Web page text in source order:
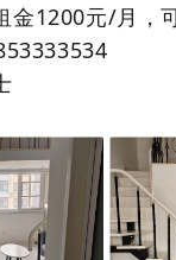
金1200元/月，